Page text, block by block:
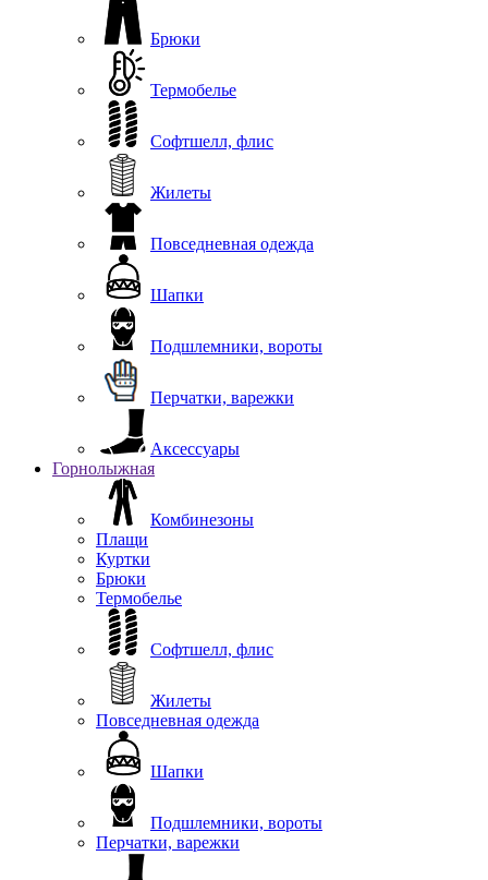
Брюки
Термобелье
Софтшелл, флис
Жилеты
Повседневная одежда
Шапки
Подшлемники, вороты
Перчатки, варежки
Аксессуары
Горнолыжная
Комбинезоны
Плащи
Куртки
Брюки
Термобелье
Софтшелл, флис
Жилеты
Повседневная одежда
Шапки
Подшлемники, вороты
Перчатки, варежки